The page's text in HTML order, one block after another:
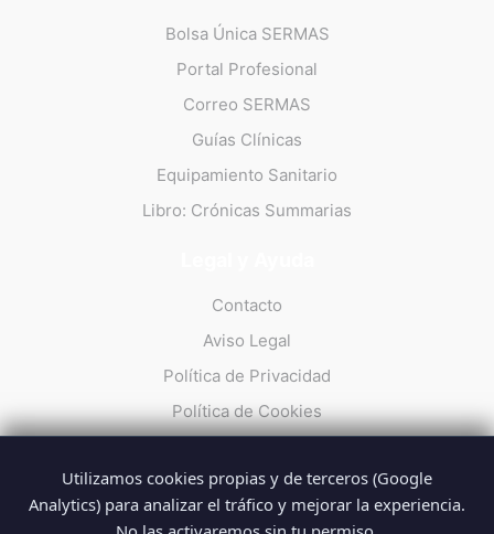
Bolsa Única SERMAS
Portal Profesional
Correo SERMAS
Guías Clínicas
Equipamiento Sanitario
Libro: Crónicas Summarias
Contacto
Aviso Legal
Política de Privacidad
Política de Cookies
Utilizamos cookies propias y de terceros (Google
Analytics) para analizar el tráfico y mejorar la experiencia.